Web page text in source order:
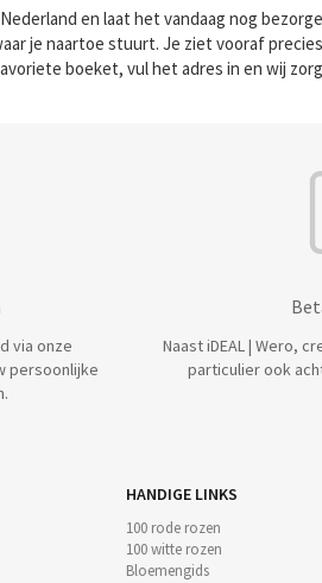
en laat het vandaag nog
je naartoe stuurt. Je ziet vooraf
boeket, vul het adres in en wij
via onze
persoonlijke
Naast iDEAL | Wero,
particulier ook
HANDIGE LINKS
100 rode rozen
100 witte rozen
Bloemengids